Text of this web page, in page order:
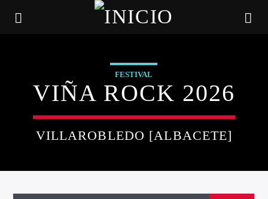
FESTIVAL
VIÑA ROCK 2026
VILLAROBLEDO [ALBACETE]